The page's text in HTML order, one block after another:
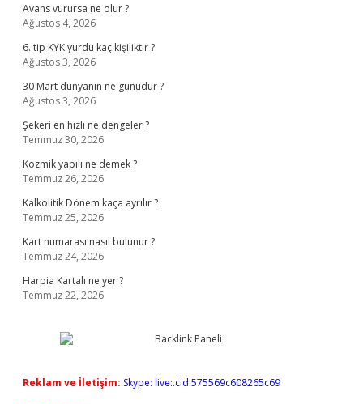
Avans vurursa ne olur ?
Ağustos 4, 2026
6. tip KYK yurdu kaç kişiliktir ?
Ağustos 3, 2026
30 Mart dünyanın ne günüdür ?
Ağustos 3, 2026
Şekeri en hızlı ne dengeler ?
Temmuz 30, 2026
Kozmik yapılı ne demek ?
Temmuz 26, 2026
Kalkolitik Dönem kaça ayrılır ?
Temmuz 25, 2026
Kart numarası nasıl bulunur ?
Temmuz 24, 2026
Harpia Kartalı ne yer ?
Temmuz 22, 2026
Reklam ve İletişim: Skype: live:.cid.575569c608265c69